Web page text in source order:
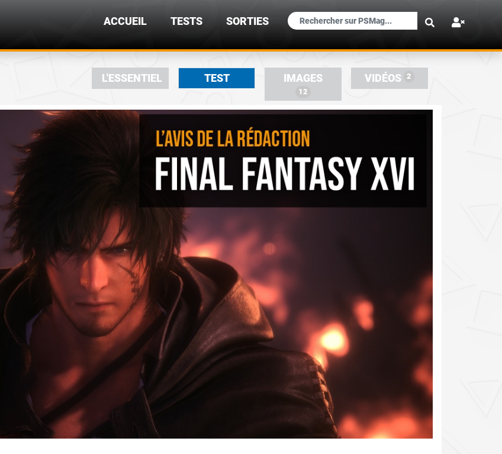
×
ACCUEIL TESTS SORTIES
L'ESSENTIEL TEST IMAGES
12
VIDÉOS 2